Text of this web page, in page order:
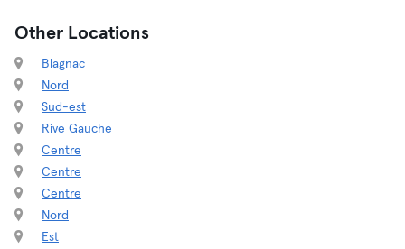
Other Locations
Blagnac
Nord
Sud-est
Rive Gauche
Centre
Centre
Centre
Nord
Est